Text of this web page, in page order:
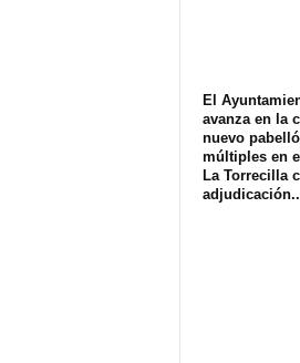
El
avanza en la
nuevo
múltiples en
La Torrecilla